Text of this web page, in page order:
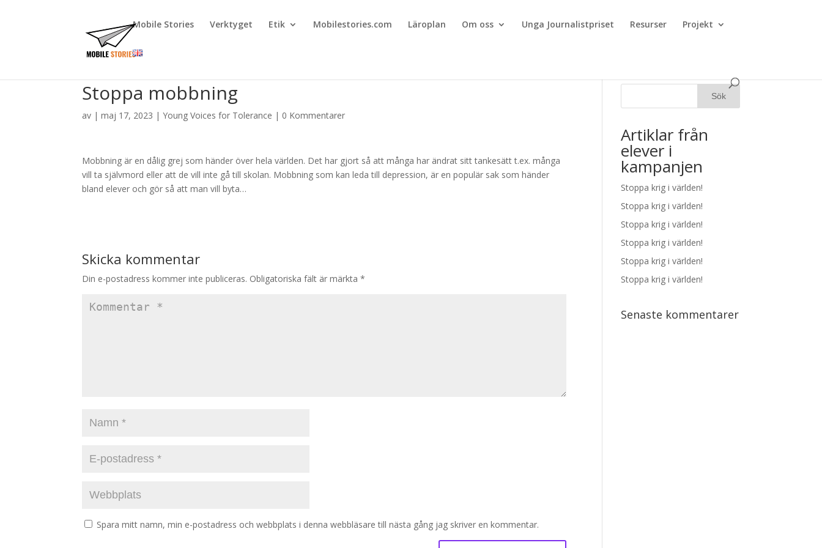
Mobile Stories Verktyget Etik Mobilestories.com Läroplan Om oss Unga Journalistpriset Resurser Projekt
Stoppa mobbning
av |maj 17, 2023 |Young Voices for Tolerance | 0 Kommentarer
Mobbning är en dålig grej som händer över hela världen. Det har gjort så att många har ändrat sitt tankesätt t.ex. många
vill ta självmord eller att de vill inte gå till skolan. Mobbning som kan leda till depression, är en populär sak som händer
bland elever och gör så att man vill byta…
Skicka kommentar
Din e-postadress kommer inte publiceras. Obligatoriska fält är märkta*
Spara mitt namn, min e-postadress och webbplats i denna webbläsare till nästa gång jag skriver en kommentar.
Artiklar från
elever i
kampanjen
Stoppa krig i världen!
Stoppa krig i världen!
Stoppa krig i världen!
Stoppa krig i världen!
Stoppa krig i världen!
Stoppa krig i världen!
Senaste kommentarer